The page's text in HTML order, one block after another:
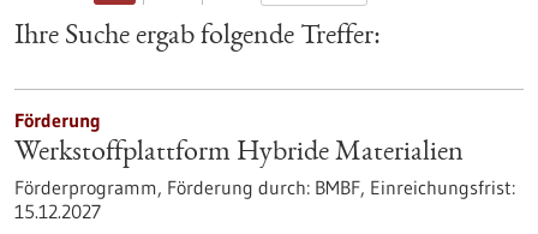
Ihre Suche ergab folgende Treffer:
Förderung
Werkstoffplattform Hybride Materialien
Förderprogramm, Förderung durch: BMBF, Einreichungsfrist:
15.12.2027